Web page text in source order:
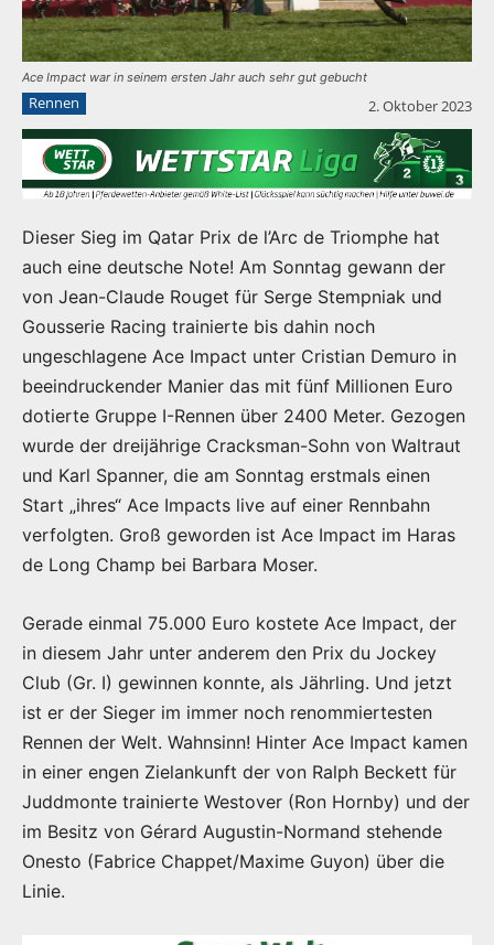
Ace Impact war in seinem ersten Jahr auch sehr gut gebucht
Rennen 2. Oktober 2023
Dieser Sieg im Qatar Prix de l’Arc de Triomphe hat
auch eine deutsche Note! Am Sonntag gewann der
von Jean-Claude Rouget für Serge Stempniak und
Gousserie Racing trainierte bis dahin noch
ungeschlagene Ace Impact unter Cristian Demuro in
beeindruckender Manier das mit fünf Millionen Euro
dotierte Gruppe I-Rennen über 2400 Meter. Gezogen
wurde der dreijährige Cracksman-Sohn von Waltraut
und Karl Spanner, die am Sonntag erstmals einen
Start „ihres“ Ace Impacts live auf einer Rennbahn
verfolgten. Groß geworden ist Ace Impact im Haras
de Long Champ bei Barbara Moser.
Gerade einmal 75.000 Euro kostete Ace Impact, der
in diesem Jahr unter anderem den Prix du Jockey
Club (Gr. I) gewinnen konnte, als Jährling. Und jetzt
ist er der Sieger im immer noch renommiertesten
Rennen der Welt. Wahnsinn! Hinter Ace Impact kamen
in einer engen Zielankunft der von Ralph Beckett für
Juddmonte trainierte Westover (Ron Hornby) und der
im Besitz von Gérard Augustin-Normand stehende
Onesto (Fabrice Chappet/Maxime Guyon) über die
Linie.